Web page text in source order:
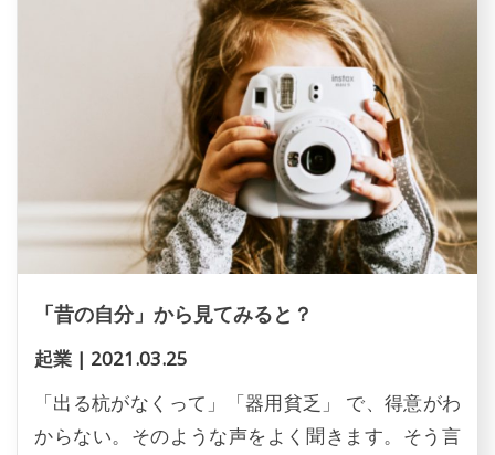
「昔の自分」から見てみると？
起業 | 2021.03.25
「出る杭がなくって」「器用貧乏」 で、得意がわ
からない。そのような声をよく聞きます。そう言